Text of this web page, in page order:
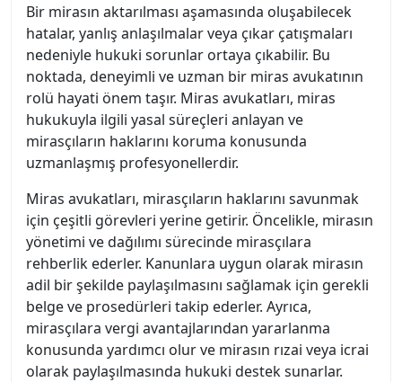
Bir mirasın aktarılması aşamasında oluşabilecek
hatalar, yanlış anlaşılmalar veya çıkar çatışmaları
nedeniyle hukuki sorunlar ortaya çıkabilir. Bu
noktada, deneyimli ve uzman bir miras avukatının
rolü hayati önem taşır. Miras avukatları, miras
hukukuyla ilgili yasal süreçleri anlayan ve
mirasçıların haklarını koruma konusunda
uzmanlaşmış profesyonellerdir.
Miras avukatları, mirasçıların haklarını savunmak
için çeşitli görevleri yerine getirir. Öncelikle, mirasın
yönetimi ve dağılımı sürecinde mirasçılara
rehberlik ederler. Kanunlara uygun olarak mirasın
adil bir şekilde paylaşılmasını sağlamak için gerekli
belge ve prosedürleri takip ederler. Ayrıca,
mirasçılara vergi avantajlarından yararlanma
konusunda yardımcı olur ve mirasın rızai veya icrai
olarak paylaşılmasında hukuki destek sunarlar.